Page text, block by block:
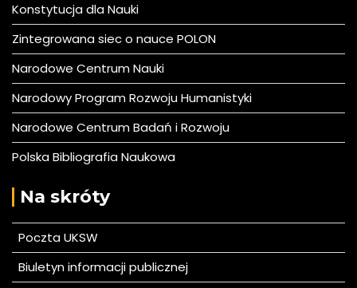
Konstytucja dla Nauki
Zintegrowana siec o nauce POLON
Narodowe Centrum Nauki
Narodowy Program Rozwoju Humanistyki
Narodowe Centrum Badań i Rozwoju
Polska Bibliografia Naukowa
Na skróty
Poczta UKSW
Biuletyn informacji publicznej